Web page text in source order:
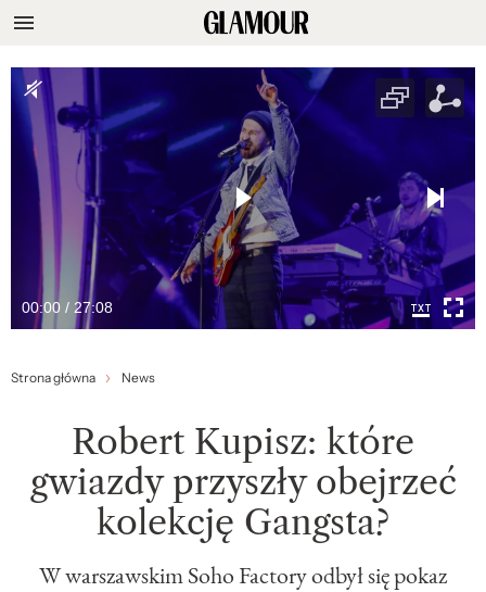
00:00 / 27:08
Strona główna News
Robert Kupisz: które
gwiazdy przyszły obejrzeć
kolekcję Gangsta?
W warszawskim Soho Factory odbył się pokaz